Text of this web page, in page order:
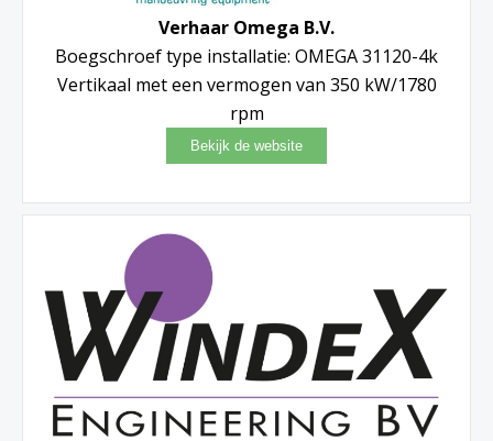
Verhaar Omega B.V.
Boegschroef type installatie: OMEGA 31120-4k
Vertikaal met een vermogen van 350 kW/1780
rpm